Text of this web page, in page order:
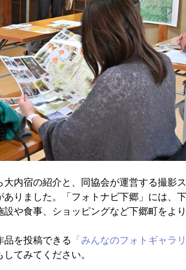
内宿の紹介と、同協会が運営する撮影
ありました。「フォトナビ下郷」には、
や食事、ショッピングなど下郷町をよ
品を投稿できる 「みんなのフォトギャラ
てみてください。